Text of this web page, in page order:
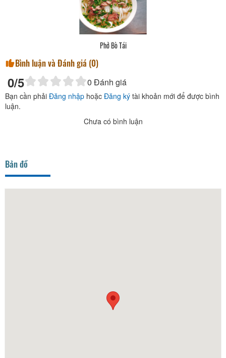
Phở Bò Tái
Bình luận và Đánh giá (0)
0/5 0 Đánh giá
Bạn cần phải Đăng nhập hoặc Đăng ký tài khoản mới để được bình
luận.
Chưa có bình luận
Bản đồ